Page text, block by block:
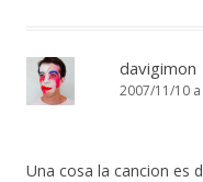
davigimon
2007/11/10
Una cosa la cancion es